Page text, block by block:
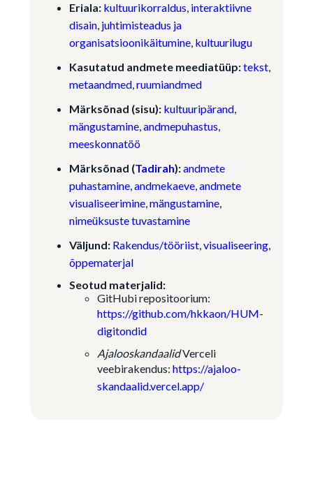
Eriala: kultuurikorraldus, interaktiivne
disain, juhtimisteadus ja
organisatsioonikäitumine, kultuurilugu
Kasutatud andmete meediatüüp:tekst,
metaandmed,ruumiandmed
Märksõnad (sisu): kultuuripärand,
mängustamine,andmepuhastus,
meeskonnatöö
Märksõnad (Tadirah):andmete
puhastamine,andmekaeve,andmete
visualiseerimine,mängustamine,
nimeüksuste tuvastamine
Väljund: Rakendus/tööriist,visualiseering,
õppematerjal
Seotud materjalid:
GitHubi repositoorium:
https://github.com/hkkaon/HUM-
digitondid
AjalooskandaalidVerceli
veebirakendus: https://ajaloo-
skandaalid.vercel.app/